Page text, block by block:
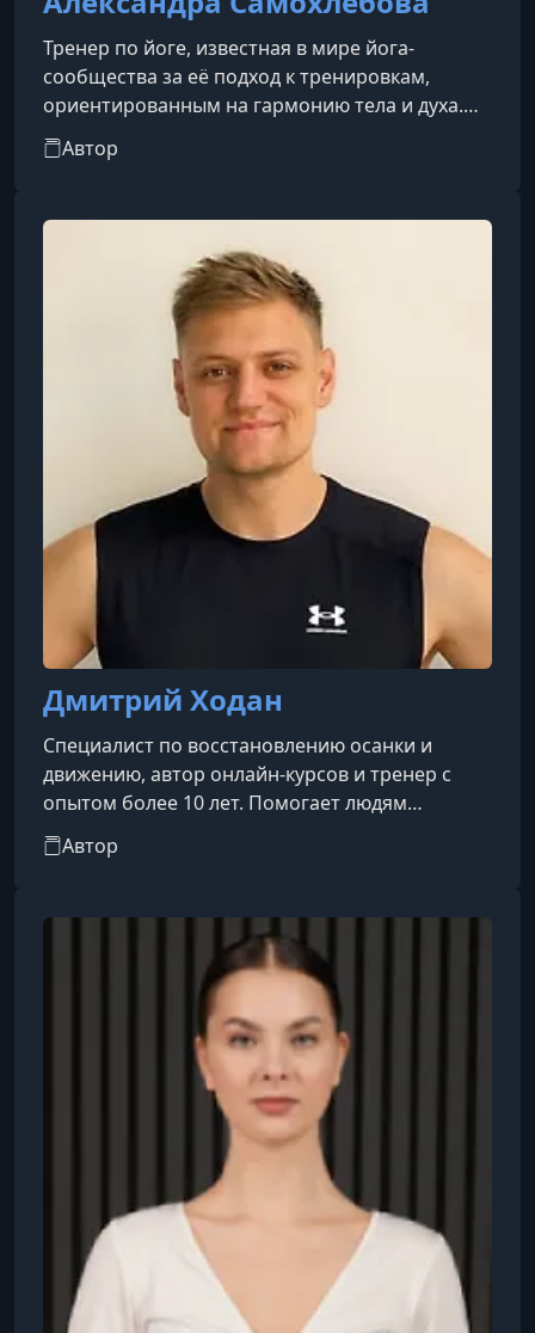
Тренер по йоге, известная в мире йога-
сообщества за её подход к тренировкам,
ориентированным на гармонию тела и духа.
Она проводит занятия, которые помогают
людям не только улучшить физическую форму,
стресса и развития осознанности.
Автор
Дмитрий Ходан
Специалист по восстановлению осанки и
движению, автор онлайн‑курсов и тренер с
опытом более 10 лет. Помогает людям
улучшить осанку, избавиться от боли,
укрепить глубокие мышцы и вернуть здоровье
доступными в домашних условиях.
Автор